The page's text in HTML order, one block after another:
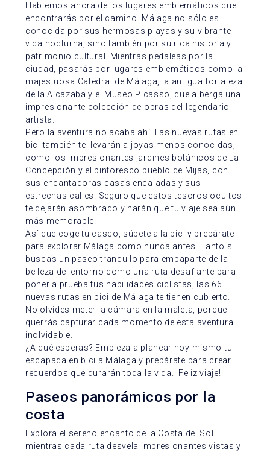
Hablemos ahora de los lugares emblemáticos que
encontrarás por el camino. Málaga no sólo es
conocida por sus hermosas playas y su vibrante
vida nocturna, sino también por su rica historia y
patrimonio cultural. Mientras pedaleas por la
ciudad, pasarás por lugares emblemáticos como la
majestuosa Catedral de Málaga, la antigua fortaleza
de la Alcazaba y el Museo Picasso, que alberga una
impresionante colección de obras del legendario
artista.
Pero la aventura no acaba ahí. Las nuevas rutas en
bici también te llevarán a joyas menos conocidas,
como los impresionantes jardines botánicos de La
Concepción y el pintoresco pueblo de Mijas, con
sus encantadoras casas encaladas y sus
estrechas calles. Seguro que estos tesoros ocultos
te dejarán asombrado y harán que tu viaje sea aún
más memorable.
Así que coge tu casco, súbete a la bici y prepárate
para explorar Málaga como nunca antes. Tanto si
buscas un paseo tranquilo para empaparte de la
belleza del entorno como una ruta desafiante para
poner a prueba tus habilidades ciclistas, las 66
nuevas rutas en bici de Málaga te tienen cubierto.
No olvides meter la cámara en la maleta, porque
querrás capturar cada momento de esta aventura
inolvidable.
¿A qué esperas? Empieza a planear hoy mismo tu
escapada en bici a Málaga y prepárate para crear
recuerdos que durarán toda la vida. ¡Feliz viaje!
Paseos panorámicos por la
costa
Explora el sereno encanto de la Costa del Sol
mientras cada ruta desvela impresionantes vistas y